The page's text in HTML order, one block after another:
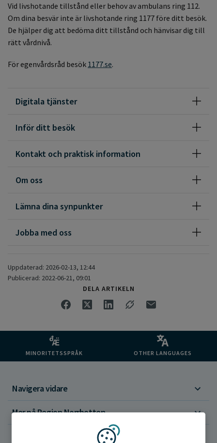
Vid livshotande tillstånd eller behov av ambulans ring 112.
Om dina besvär inte är livshotande ring 1177 före ditt besök.
De hjälper dig att bedöma ditt tillstånd och hänvisar dig till
rätt vårdnivå.
För egenvårdsråd besök 1177.se.
Digitala tjänster
Inför ditt besök
Kontakt och praktisk information
Om oss
Lämna dina synpunkter
Jobba med oss
Uppdaterad: 2026-02-13, 12:44
Publicerad: 2022-06-21, 09:01
DELA ARTIKELN
MINORITETSSPRÅK OTHER LANGUAGES
Navigera vidare
Mer på Region Norrbotten